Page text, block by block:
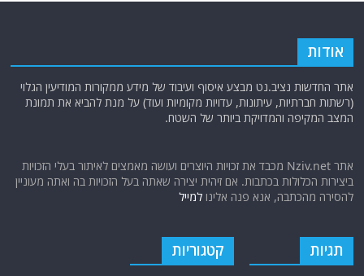
אודות
אתר החדשות נציב.נט מבצע איסוף ועיבוד של מידע ממקורות המודיעין הגלוי
(רשתות חברתיות, עיתונות, עדויות מקומיות ועוד) על מנת להביא את תמונת
המצב המקיפה והמדויקת ביותר של השטח.
אתר Nziv.net מכבד את זכויות היוצרים ועושה מאמצים לאיתור בעלי הזכויות
ביצירות הכלולות בכתבות. אם זיהית יצירה שאתה בעל הזכויות בה ואתה מעוניין
להסירה מהכתבה, אנא פנה אלינולמייל
תגיות קטגוריות